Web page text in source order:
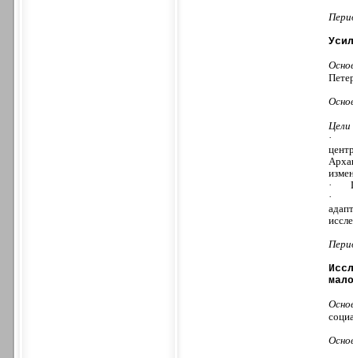
Цели
·
·
·